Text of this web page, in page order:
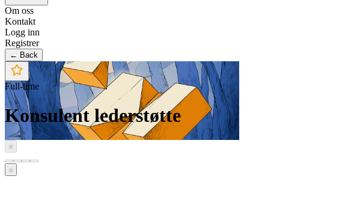
Om oss
Kontakt
Logg inn
Registrer
← Back
Full-time
Konsulent lederstøtte
‹
›